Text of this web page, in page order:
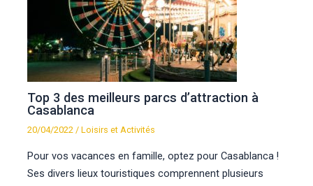
Top 3 des meilleurs parcs d’attraction à
Casablanca
20/04/2022/Loisirs et Activités
Pour vos vacances en famille, optez pour Casablanca !
Ses divers lieux touristiques comprennent plusieurs